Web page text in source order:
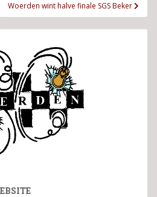
Woerden wint halve finale SGS Beker